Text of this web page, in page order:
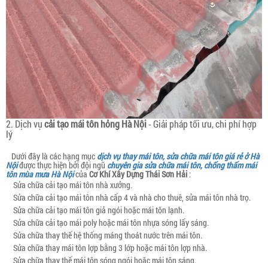
2. Dịch vụcải tạo mái tôn hỏng Hà Nội- Giải pháp tối ưu, chi phí hợp
lý
Dưới đây là các hạng mục dịch vụ thay mái tôn, sửa chữa mái tôn giá rẻ ở Hà
Nộiđược thực hiện bởi đội ngũ chuyên gia sửa chữa mái tôn, chống thấm mái
tôn mùa mưa Hà NộicủaCơ Khí Xây Dựng Thái Sơn Hải :
Sửa chữa cải tạo mái tôn nhà xưởng.
Sửa chữa cải tạo mái tôn nhà cấp 4 và nhà cho thuê, sửa mái tôn nhà trọ.
Sửa chữa cải tạo mái tôn giả ngói hoặc mái tôn lạnh.
Sửa chữa cải tạo mái poly hoặc mái tôn nhựa sóng lấy sáng.
Sửa chữa thay thế hệ thống máng thoát nước trên mái tôn.
Sửa chữa thay mái tôn lợp bằng 3 lớp hoặc mái tôn lợp nhà.
Sửa chữa thay thế mái tôn sóng ngói hoặc mái tôn sáng.